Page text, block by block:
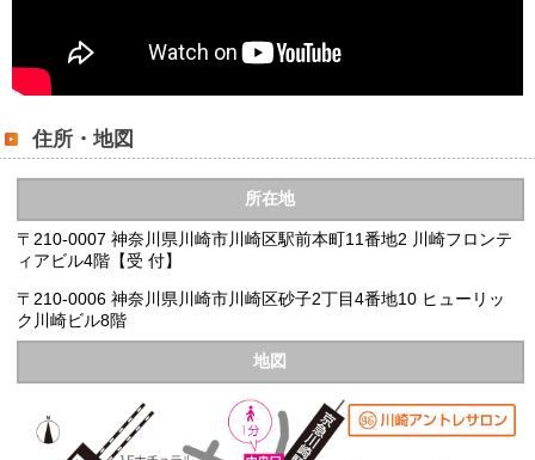
住所・地図
所在地
〒210-0007 神奈川県川崎市川崎区駅前本町11番地2 川崎フロンテ
ィアビル4階【受 付】
〒210-0006 神奈川県川崎市川崎区砂子2丁目4番地10 ヒューリッ
ク川崎ビル8階
地図